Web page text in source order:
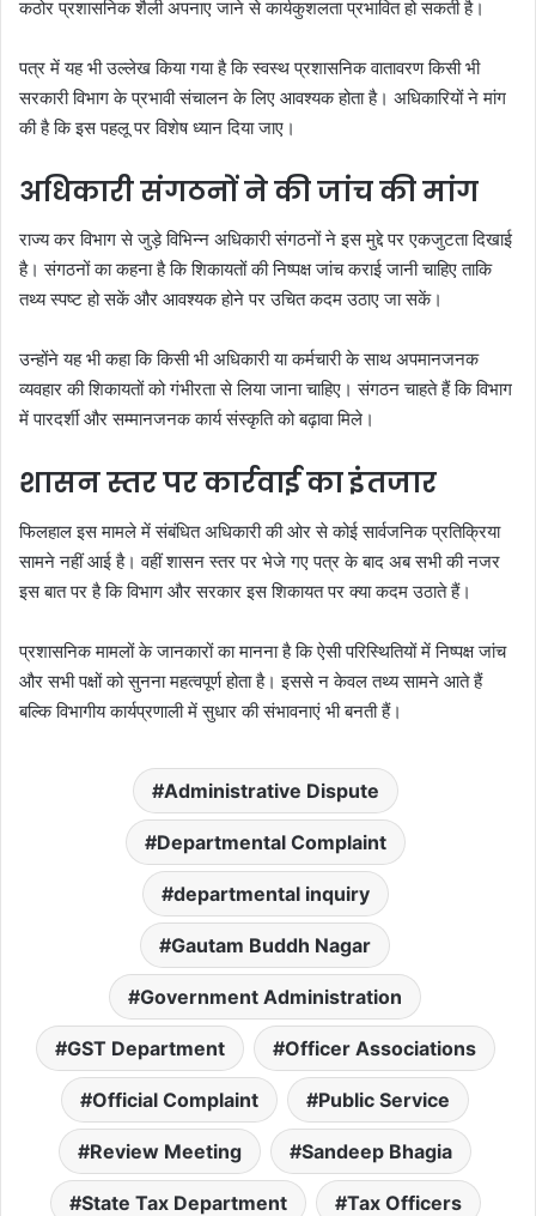
कठोर प्रशासनिक शैली अपनाए जाने से कार्यकुशलता प्रभावित हो सकती है।
पत्र में यह भी उल्लेख किया गया है कि स्वस्थ प्रशासनिक वातावरण किसी भी
सरकारी विभाग के प्रभावी संचालन के लिए आवश्यक होता है। अधिकारियों ने मांग
की है कि इस पहलू पर विशेष ध्यान दिया जाए।
अधिकारी संगठनों ने की जांच की मांग
राज्य कर विभाग से जुड़े विभिन्न अधिकारी संगठनों ने इस मुद्दे पर एकजुटता दिखाई
है। संगठनों का कहना है कि शिकायतों की निष्पक्ष जांच कराई जानी चाहिए ताकि
तथ्य स्पष्ट हो सकें और आवश्यक होने पर उचित कदम उठाए जा सकें।
उन्होंने यह भी कहा कि किसी भी अधिकारी या कर्मचारी के साथ अपमानजनक
व्यवहार की शिकायतों को गंभीरता से लिया जाना चाहिए। संगठन चाहते हैं कि विभाग
में पारदर्शी और सम्मानजनक कार्य संस्कृति को बढ़ावा मिले।
शासन स्तर पर कार्रवाई का इंतजार
फिलहाल इस मामले में संबंधित अधिकारी की ओर से कोई सार्वजनिक प्रतिक्रिया
सामने नहीं आई है। वहीं शासन स्तर पर भेजे गए पत्र के बाद अब सभी की नजर
इस बात पर है कि विभाग और सरकार इस शिकायत पर क्या कदम उठाते हैं।
प्रशासनिक मामलों के जानकारों का मानना है कि ऐसी परिस्थितियों में निष्पक्ष जांच
और सभी पक्षों को सुनना महत्वपूर्ण होता है। इससे न केवल तथ्य सामने आते हैं
बल्कि विभागीय कार्यप्रणाली में सुधार की संभावनाएं भी बनती हैं।
Administrative Dispute
Departmental Complaint
departmental inquiry
Gautam Buddh Nagar
Government Administration
GST Department Officer Associations
Official Complaint Public Service
Review Meeting Sandeep Bhagia
State Tax Department Tax Officers